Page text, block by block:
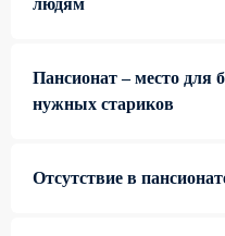
людям
Пансионат – место для
нужных стариков
Отсутствие в